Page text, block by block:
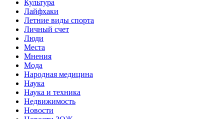
Культура
Лайфхаки
Летние виды спорта
Личный счет
Люди
Места
Мнения
Мода
Народная медицина
Наука
Наука и техника
Недвижимость
Новости